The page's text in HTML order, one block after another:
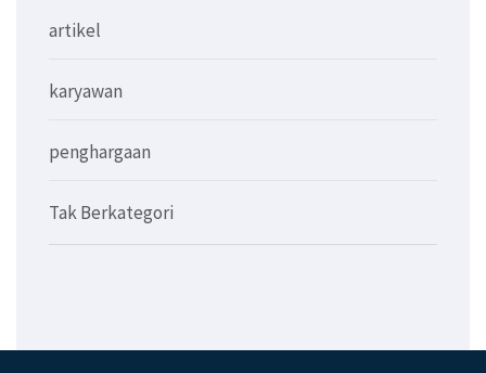
artikel
karyawan
penghargaan
Tak Berkategori